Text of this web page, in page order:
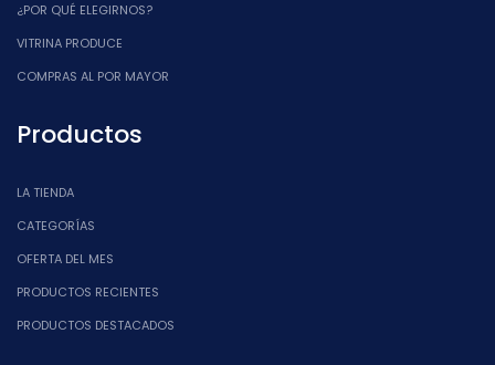
¿POR QUÉ ELEGIRNOS?
VITRINA PRODUCE
COMPRAS AL POR MAYOR
Productos
LA TIENDA
CATEGORÍAS
OFERTA DEL MES
PRODUCTOS RECIENTES
PRODUCTOS DESTACADOS